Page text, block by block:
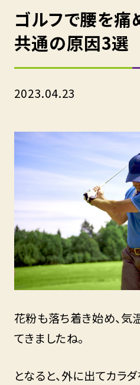
ゴルフで腰を痛
共通の原因3選
2023.04.23
花粉も落ち着き始め、
てきましたね。
となると、外に出てカラ